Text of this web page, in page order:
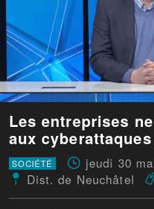
Les entreprises
aux cyberattaques
SOCIÉTÉ jeudi 30
Dist. de Neuchâtel